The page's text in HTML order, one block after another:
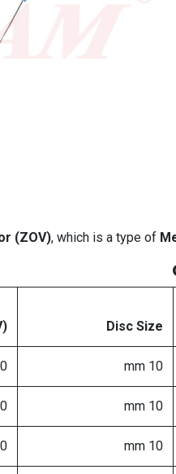
(ZOV), which is a type of
Disc Size
10 mm
10 mm
10 mm